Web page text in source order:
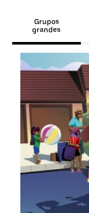
Grupos
grandes